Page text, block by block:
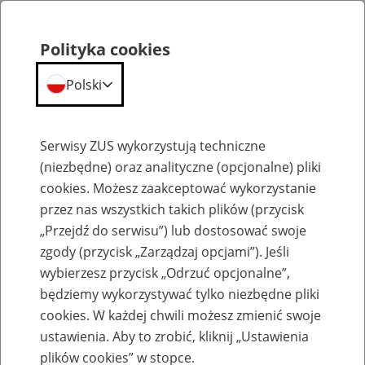
Szkolenia
Zaproś ZUS do siebie: Aktywni 50+
Polityka cookies
Polski
Serwisy ZUS wykorzystują techniczne
(niezbędne) oraz analityczne (opcjonalne) pliki
cookies. Możesz zaakceptować wykorzystanie
przez nas wszystkich takich plików (przycisk
„Przejdź do serwisu”) lub dostosować swoje
zgody (przycisk „Zarządzaj opcjami”). Jeśli
wybierzesz przycisk „Odrzuć opcjonalne”,
będziemy wykorzystywać tylko niezbędne pliki
cookies. W każdej chwili możesz zmienić swoje
ustawienia. Aby to zrobić, kliknij „Ustawienia
plików cookies” w stopce.